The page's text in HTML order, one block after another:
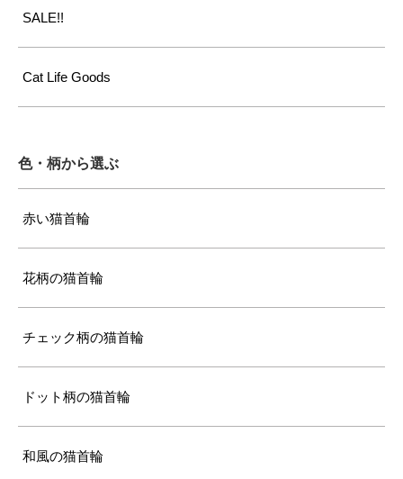
SALE!!
Cat Life Goods
色・柄から選ぶ
赤い猫首輪
花柄の猫首輪
チェック柄の猫首輪
ドット柄の猫首輪
和風の猫首輪